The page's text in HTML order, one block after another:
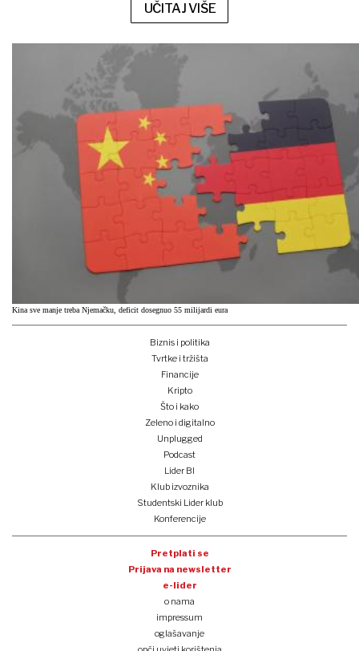
UČITAJ VIŠE
Kina sve manje treba Njemačku, deficit dosegnuo 55 milijardi eura
Biznis i politika
Tvrtke i tržišta
Financije
Kripto
Što i kako
Zeleno i digitalno
Unplugged
Podcast
Lider BI
Klub izvoznika
Studentski Lider klub
Konferencije
Pretplati se
Prijava na newsletter
e-lider
o nama
impressum
oglašavanje